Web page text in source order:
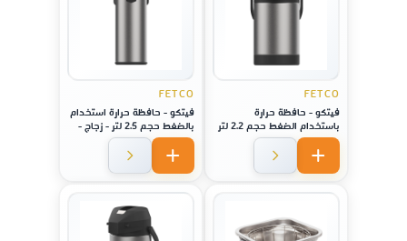
FETCO
فيتكو - حافظة حرارة
باستخدام الضغط حجم 2.2 لتر
,لا يصدأ - فولاذ
FETCO
فيتكو - حافظة حرارة استخدام
بالضغط حجم 2.5 لتر - زجاج -
لماكينة موديل CBS-1221